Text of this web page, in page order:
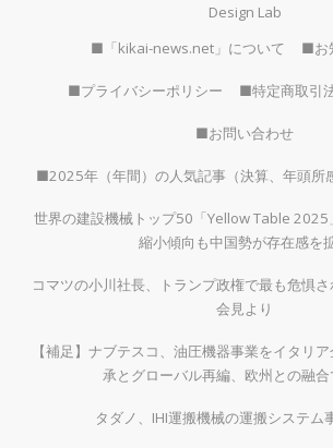
Design Lab
■「kikai-news.net」について
■お
■プライバシーポリシー ■特定商取引
■お問い合わせ
■2025年（年間）の人気記事（決算、年頭所
世界の建設機械トップ50「Yellow Table 2025
縮小傾向も中国勢が存在感を
コマツの小川社長、トランプ政権で最も危惧
会見より
【補足】ナブテスコ、油圧機器事業をイタリ
承とグローバル再編、欧州との融
タダノ、IHI運搬機械の運搬システム